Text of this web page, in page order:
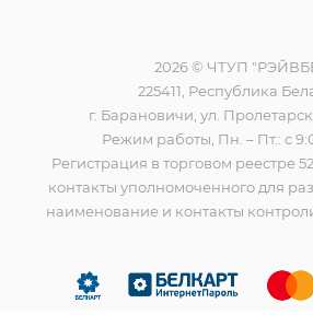
2026 © ЧТУП
225411, Республика
г. Барановичи, ул.
Режим работы, Пн. – Пт.: с
Регистрация в торговом реестре
контакты уполномоченного для
наименование и контакты